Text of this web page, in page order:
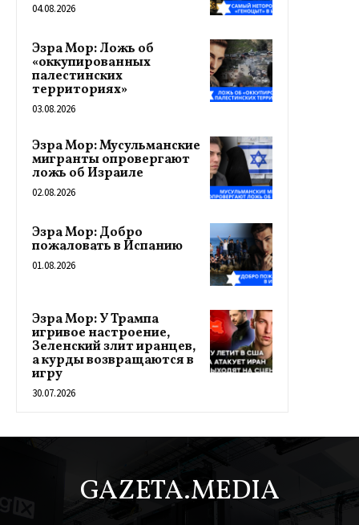
04.08.2026
Эзра Мор: Ложь об
«оккупированных
палестинских
территориях»
03.08.2026
Эзра Мор: Мусульманские
мигранты опровергают
ложь об Израиле
02.08.2026
Эзра Мор: Добро
пожаловать в Испанию
01.08.2026
Эзра Мор: У Трампа
игривое настроение,
Зеленский злит иранцев,
а курды возвращаются в
игру
30.07.2026
GAZETA.MEDIA